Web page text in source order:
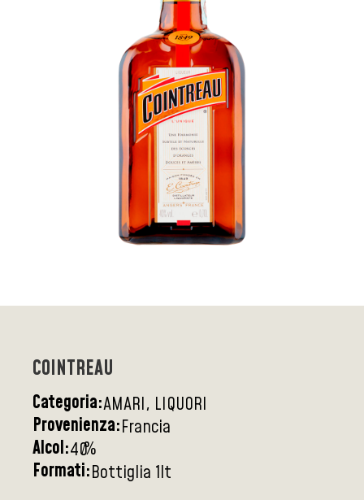
COINTREAU
Categoria:AMARI, LIQUORI
Provenienza:Francia
Alcol:40%
Formati:Bottiglia 1lt